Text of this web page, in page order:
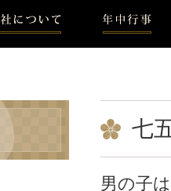
七
男の子